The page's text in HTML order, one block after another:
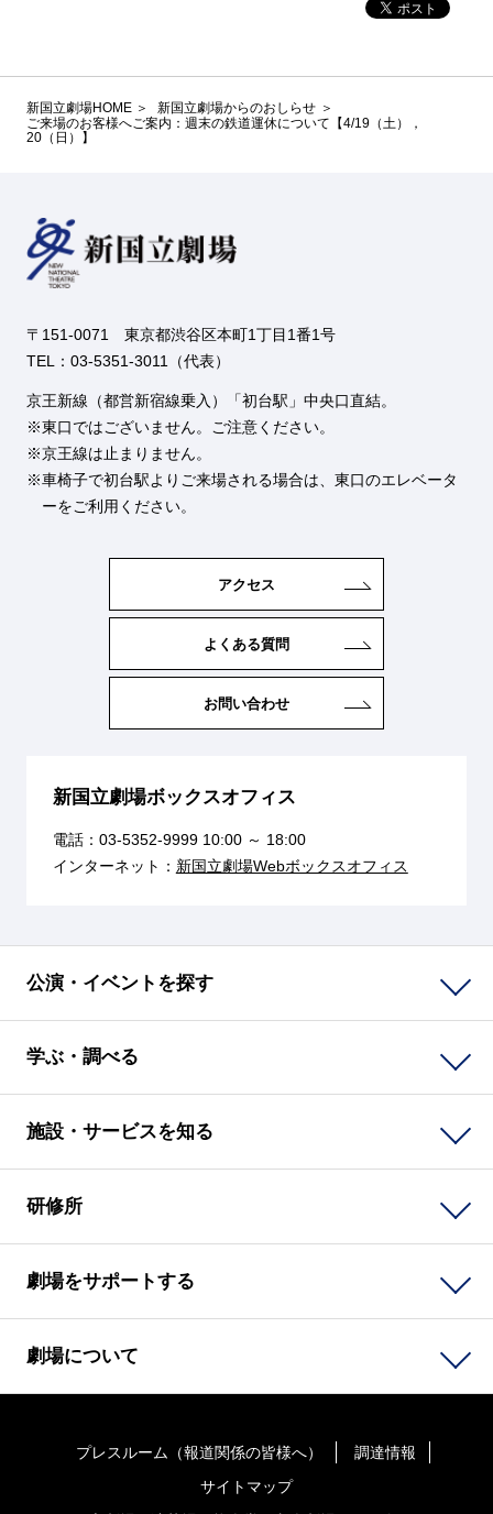
新国立劇場HOME
新国立劇場からのおしらせ
ご来場のお客様へご案内：週末の鉄道運休について【4/19（土），
20（日）】
〒151-0071 東京都渋谷区本町1丁目1番1号
TEL：03-5351-3011（代表）
京王新線（都営新宿線乗入）「初台駅」中央口直結。
東口ではございません。ご注意ください。
京王線は止まりません。
車椅子で初台駅よりご来場される場合は、東口のエレベータ
ーをご利用ください。
アクセス
よくある質問
お問い合わせ
新国立劇場ボックスオフィス
電話： 03-5352-999910:00 ～ 18:00
インターネット： 新国立劇場Webボックスオフィス
公演・イベントを探す
学ぶ・調べる
施設・サービスを知る
研修所
劇場をサポートする
劇場について
プレスルーム（報道関係の皆様へ）
調達情報
サイトマップ